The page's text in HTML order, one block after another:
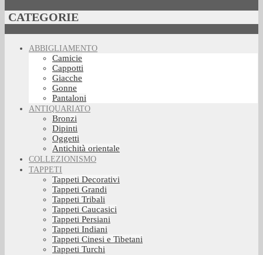
CATEGORIE
ABBIGLIAMENTO
Camicie
Cappotti
Giacche
Gonne
Pantaloni
ANTIQUARIATO
Bronzi
Dipinti
Oggetti
Antichità orientale
COLLEZIONISMO
TAPPETI
Tappeti Decorativi
Tappeti Grandi
Tappeti Tribali
Tappeti Caucasici
Tappeti Persiani
Tappeti Indiani
Tappeti Cinesi e Tibetani
Tappeti Turchi